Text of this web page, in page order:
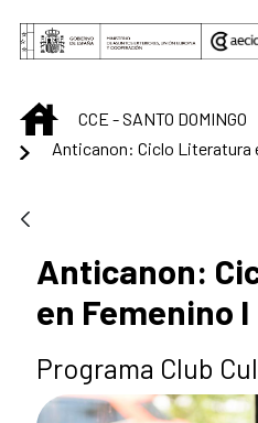
Saltar al contenido principal
INICIOCCE - SANTO DOMINGO
Anticanon: Ciclo Literatura
Anticanon:
en Femenino I
Programa Club